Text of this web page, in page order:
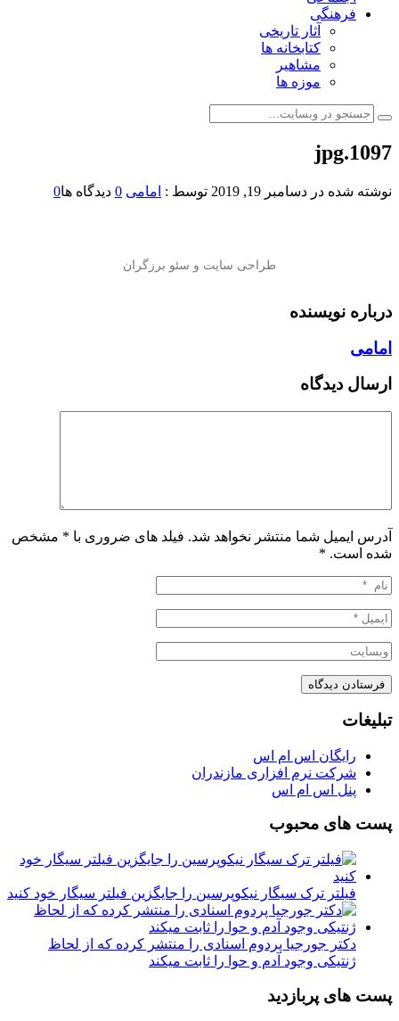
فرهنگی
آثار تاریخی
کتابخانه ها
مشاهیر
موزه ها
1097.jpg
نوشته شده در دسامبر 19, 2019 توسط : امامی 0 دیدگاه ها0
درباره نویسنده
امامی
ارسال دیدگاه
آدرس ایمیل شما منتشر نخواهد شد. فیلد های ضروری با * مشخص
شده است. *
تبلیغات
رایگان اس ام اس
شرکت نرم افزاری مازندران
پنل اس ام اس
پست های محبوب
فیلتر ترک سیگار نیکوپرسین را جایگزین فیلتر سیگار خود کنید
دکتر جورجیا پردوم اسنادی را منتشر کرده که از لحاظ
ژنتیکی وجود آدم و حوا را ثابت میکند
پست های پربازدید